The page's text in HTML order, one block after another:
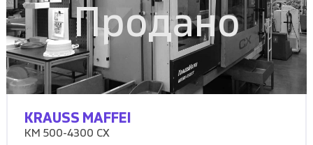
Продано
KRAUSS MAFFEI
KM 500-4300 CX